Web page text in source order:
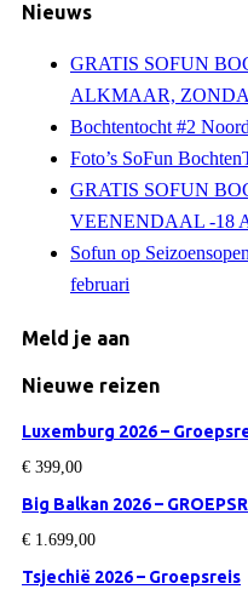
Nieuws
GRATIS SOFUN
ALKMAAR,
Bochtentocht #2
Foto’s SoFun
GRATIS SOFUN
VEENENDAAL -18
Sofun op
februari
Meld je aan
Nieuwe reizen
Luxemburg 2026 –
€ 399,00
Big Balkan 2026 –
€ 1.699,00
Tsjechië 2026 – Groepsreis